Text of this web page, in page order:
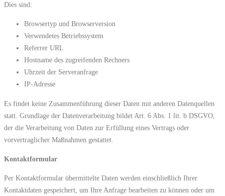
Dies sind:
Browsertyp und Browserversion
Verwendetes Betriebssystem
Referrer URL
Hostname des zugreifenden Rechners
Uhrzeit der Serveranfrage
IP-Adresse
Es findet keine Zusammenführung dieser Daten mit anderen Datenquellen
statt. Grundlage der Datenverarbeitung bildet Art. 6 Abs. 1 lit. b DSGVO,
der die Verarbeitung von Daten zur Erfüllung eines Vertrags oder
vorvertraglicher Maßnahmen gestattet.
Kontaktformular
Per Kontaktformular übermittelte Daten werden einschließlich Ihrer
Kontaktdaten gespeichert, um Ihre Anfrage bearbeiten zu können oder um